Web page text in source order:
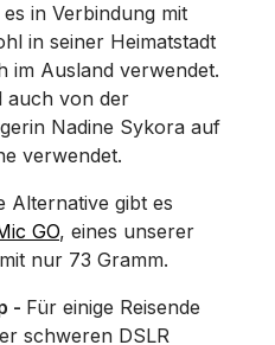
in Verbindung mit
in seiner Heimatstadt
im Ausland verwendet.
auch von der
Nadine Sykora auf
verwendet.
Alternative gibt es
GO, eines unserer
nur 73 Gramm.
- Für einige Reisende
schweren DSLR